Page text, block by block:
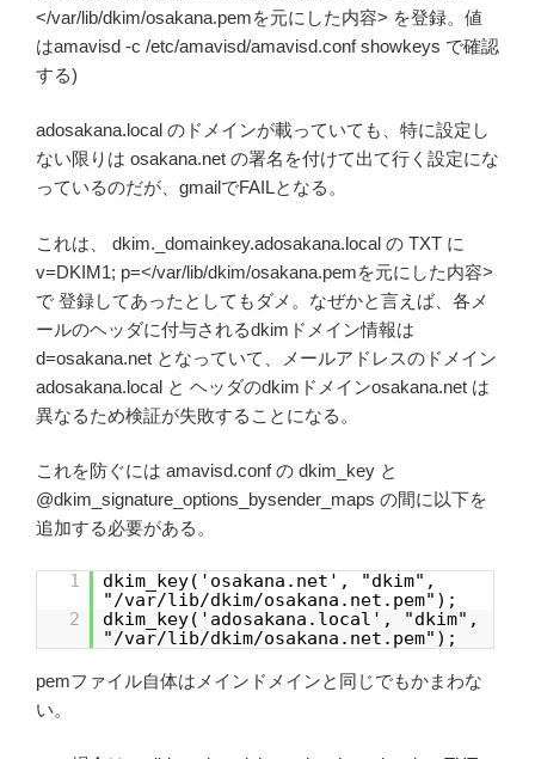
</var/lib/dkim/osakana.pemを元にした内容> を登録。値
はamavisd -c /etc/amavisd/amavisd.conf showkeys で確認
する)
adosakana.local のドメインが載っていても、特に設定し
ない限りは osakana.net の署名を付けて出て行く設定にな
っているのだが、gmailでFAILとなる。
これは、 dkim._domainkey.adosakana.local の TXT に
v=DKIM1; p=</var/lib/dkim/osakana.pemを元にした内容>
で 登録してあったとしてもダメ。なぜかと言えば、各メ
ールのヘッダに付与されるdkimドメイン情報は
d=osakana.net となっていて、メールアドレスのドメイン
adosakana.local と ヘッダのdkimドメインosakana.net は
異なるため検証が失敗することになる。
これを防ぐには amavisd.conf の dkim_key と
@dkim_signature_options_bysender_maps の間に以下を
追加する必要がある。
1
dkim_key('osakana.net', "dkim",
"/var/lib/dkim/osakana.net.pem");
2
dkim_key('adosakana.local', "dkim",
"/var/lib/dkim/osakana.net.pem");
pemファイル自体はメインドメインと同じでもかまわな
い。